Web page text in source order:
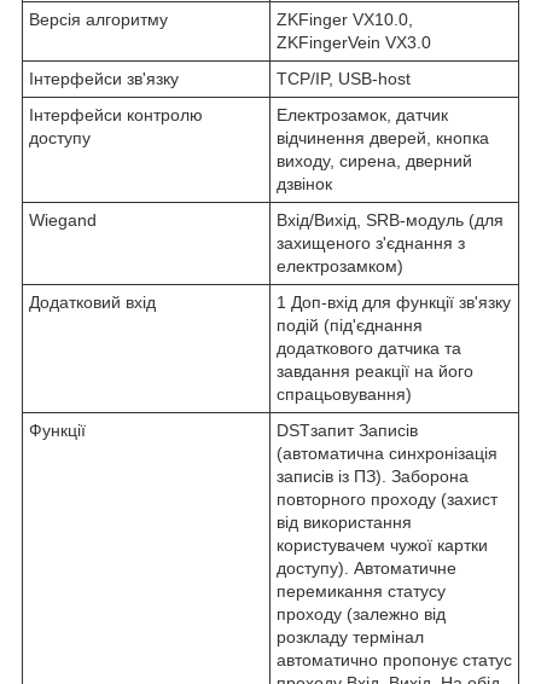
Версія алгоритму
ZKFinger VX10.0,
ZKFingerVein VX3.0
Інтерфейси зв'язку
ТCP/IP, USB-host
Інтерфейси контролю
доступу
Електрозамок, датчик
відчинення дверей, кнопка
виходу, сирена, дверний
дзвінок
Wiegand
Вхід/Вихід, SRB-модуль (для
захищеного з'єднання з
електрозамком)
Додатковий вхід
1 Доп-вхід для функції зв'язку
подій (під'єднання
додаткового датчика та
завдання реакції на його
спрацьовування)
Функції
DSTзапит Записів
(автоматична синхронізація
записів із ПЗ). Заборона
повторного проходу (захист
від використання
користувачем чужої картки
доступу). Автоматичне
перемикання статусу
проходу (залежно від
розкладу термінал
автоматично пропонує статус